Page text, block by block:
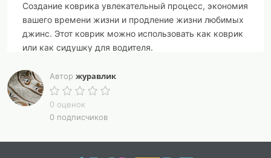
Создание коврика увлекательный процесс, экономия
вашего времени жизни и продление жизни любимых
джинс. Этот коврик можно использовать как коврик
или как сидушку для водителя.
размер 60*60 см
Умение стегать не требуется. Умение шить не
требуется.
Мастер-класс содержит пошаговую инструкцию,
Автор журавлик
0 оценок
0 подписчиков